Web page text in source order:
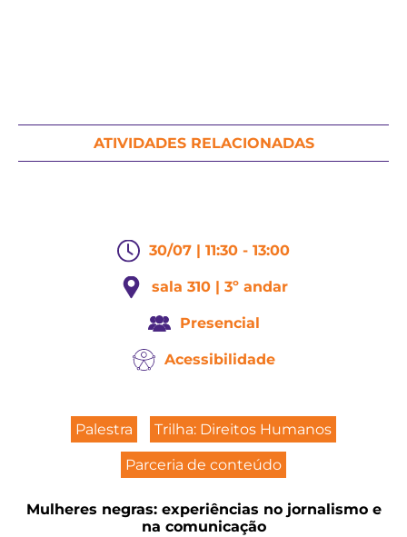
ATIVIDADES RELACIONADAS
30/07 | 11:30 - 13:00
sala 310 | 3º andar
Presencial
Acessibilidade
Palestra Trilha: Direitos Humanos
Parceria de conteúdo
Mulheres negras: experiências no jornalismo e
na comunicação